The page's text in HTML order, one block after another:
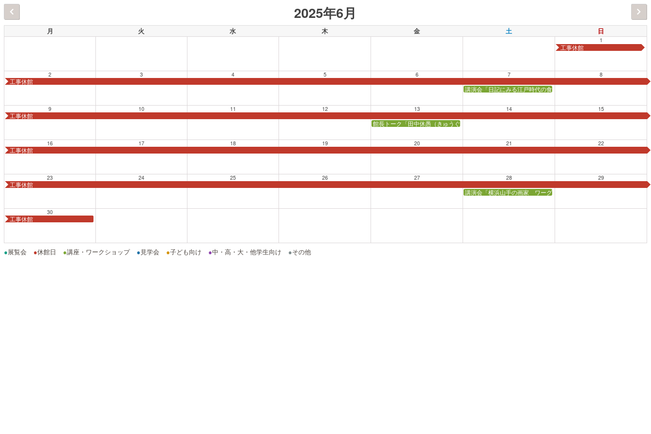
2025年6月
月 火 水 木 金 土 日
1
工事休館
2
工事休館
3 4 5 6 7
講演会「日記にみる江戸時代の食」【会場：神奈川県立公文書館】
8
9
工事休館
10 11 12 13
館長トーク「田中休愚（きゅうぐ）と酒匂川（さかわがわ）改修」【会場：かながわ県民センター会議室
14 15
16
工事休館
17 18 19 20 21 22
23
工事休館
24 25 26 27 28
講演会「横浜山手の画家 ワーグマン」【会場：横浜市イギリス館】
29
30
工事休館
●展覧会 ●休館日 ●講座・ワークショップ ● 見学会 ●子ども向け ●中・高・大・他学生向け ●その他